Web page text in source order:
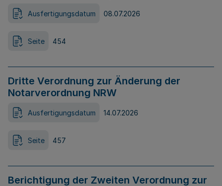
Ausfertigungsdatum 08.07.2026
Seite 454
Dritte Verordnung zur Änderung der
Notarverordnung NRW
Ausfertigungsdatum 14.07.2026
Seite 457
Berichtigung der Zweiten Verordnung zur